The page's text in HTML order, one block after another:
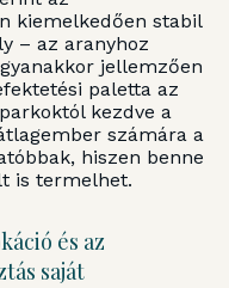
kiemelkedően stabil
– az aranyhoz
jellemzően
paletta az
kezdve a
számára a
hiszen benne
is termelhet.
és az
saját